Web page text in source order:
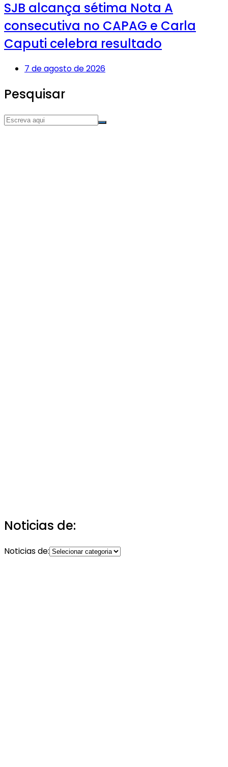
SJB alcança sétima Nota A
consecutiva no CAPAG e Carla
Caputi celebra resultado
7 de agosto de 2026
Pesquisar
Noticias de:
Noticias de: